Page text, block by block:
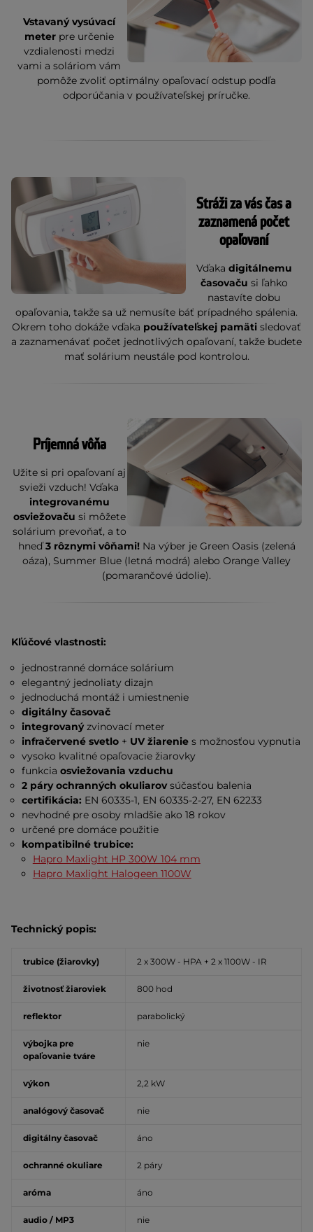
Vstavaný vysúvací
meter pre určenie
vzdialenosti medzi
vami a soláriom vám
pomôže zvoliť optimálny opaľovací odstup podľa
odporúčania v používateľskej príručke.
Stráži za vás čas a
zaznamená počet
opaľovaní
Vďaka digitálnemu
časovaču si ľahko
nastavíte dobu
opaľovania, takže sa už nemusíte báť prípadného spálenia.
Okrem toho dokáže vďaka používateľskej pamäti sledovať
a zaznamenávať počet jednotlivých opaľovaní, takže budete
mať solárium neustále pod kontrolou.
Príjemná vôňa
Užite si pri opaľovaní aj
svieži vzduch! Vďaka
integrovanému
osviežovaču si môžete
solárium prevoňať, a to
hneď3 rôznymi vôňami!Na výber je Green Oasis (zelená
oáza), Summer Blue (letná modrá) alebo Orange Valley
(pomarančové údolie).
Kľúčové vlastnosti:
jednostranné domáce solárium
elegantný jednoliaty dizajn
jednoduchá montáž i umiestnenie
digitálny časovač
integrovanýzvinovací meter
infračervené svetlo + UV žiarenie s možnosťou vypnutia
vysoko kvalitné opaľovacie žiarovky
funkciaosviežovania vzduchu
2 páry ochranných okuliarovsúčasťou balenia
certifikácia: EN 60335-1, EN 60335-2-27, EN 62233
nevhodné pre osoby mladšie ako 18 rokov
určené pre domáce použitie
kompatibilné trubice:
Hapro Maxlight HP 300W 104 mm
Hapro Maxlight Halogeen 1100W
Technický popis:
trubice (žiarovky) 2 x 300W - HPA + 2 x 1100W - IR
životnosť žiaroviek 800 hod
reflektor parabolický
výbojka pre
opaľovanie tváre
nie
výkon 2,2 kW
analógový časovač nie
digitálny časovač áno
ochranné okuliare 2 páry
aróma áno
audio / MP3 nie